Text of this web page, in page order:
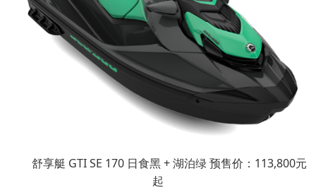
舒享艇 GTI SE 170 日食黑 + 湖泊绿 预售价：113,800元
起